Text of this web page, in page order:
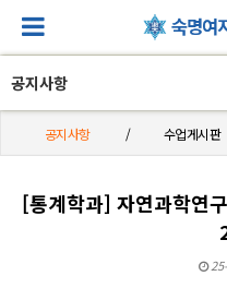
공지사항
공지사항 수업게시판
[통계학과] 자연과학연